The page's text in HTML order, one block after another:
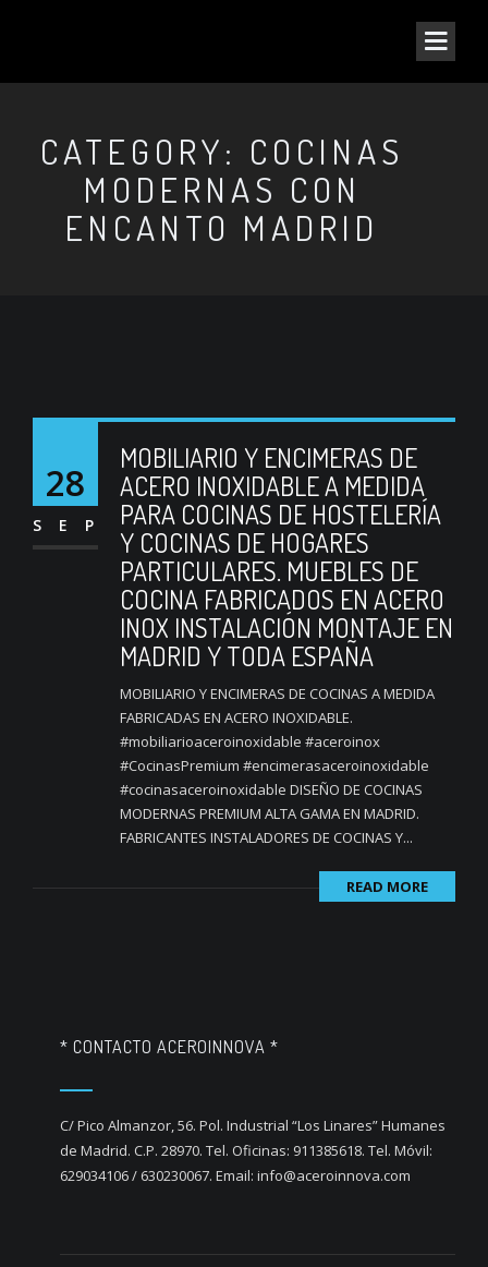
CATEGORY: COCINAS
MODERNAS CON
ENCANTO MADRID
28
SEP
MOBILIARIO Y ENCIMERAS DE
ACERO INOXIDABLE A MEDIDA
PARA COCINAS DE HOSTELERÍA
Y COCINAS DE HOGARES
PARTICULARES. MUEBLES DE
COCINA FABRICADOS EN ACERO
INOX INSTALACIÓN MONTAJE EN
MADRID Y TODA ESPAÑA
MOBILIARIO Y ENCIMERAS DE COCINAS A MEDIDA
FABRICADAS EN ACERO INOXIDABLE.
#mobiliarioaceroinoxidable #aceroinox
#CocinasPremium #encimerasaceroinoxidable
#cocinasaceroinoxidable DISEÑO DE COCINAS
MODERNAS PREMIUM ALTA GAMA EN MADRID.
FABRICANTES INSTALADORES DE COCINAS Y...
READ MORE
* CONTACTO ACEROINNOVA *
C/ Pico Almanzor, 56. Pol. Industrial “Los Linares” Humanes
de Madrid. C.P. 28970. Tel. Oficinas: 911385618. Tel. Móvil:
629034106 / 630230067. Email: info@aceroinnova.com